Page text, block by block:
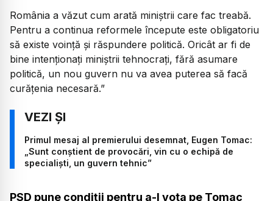
România a văzut cum arată miniștrii care fac treabă.
Pentru a continua reformele începute este obligatoriu
să existe voință și răspundere politică. Oricât ar fi de
bine intenționați miniștrii tehnocrați, fără asumare
politică, un nou guvern nu va avea puterea să facă
curățenia necesară.”
Primul mesaj al premierului desemnat, Eugen Tomac:
„Sunt conștient de provocări, vin cu o echipă de
specialiști, un guvern tehnic”
PSD pune condiții pentru a-l vota pe Tomac